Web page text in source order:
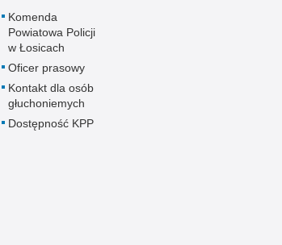
Komenda
Powiatowa Policji
w Łosicach
Oficer prasowy
Kontakt dla osób
głuchoniemych
Dostępność KPP